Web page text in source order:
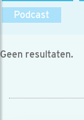
Podcast
Geen resultaten.